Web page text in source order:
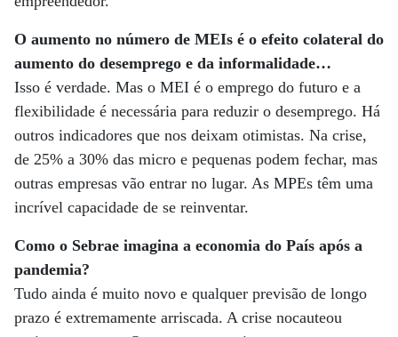
O aumento no número de MEIs é o efeito colateral do
aumento do desemprego e da informalidade…
Isso é verdade. Mas o MEI é o emprego do futuro e a
flexibilidade é necessária para reduzir o desemprego. Há
outros indicadores que nos deixam otimistas. Na crise,
de 25% a 30% das micro e pequenas podem fechar, mas
outras empresas vão entrar no lugar. As MPEs têm uma
incrível capacidade de se reinventar.
Como o Sebrae imagina a economia do País após a
pandemia?
Tudo ainda é muito novo e qualquer previsão de longo
prazo é extremamente arriscada. A crise nocauteou